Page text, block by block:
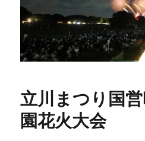
立川まつり国
園花火大会